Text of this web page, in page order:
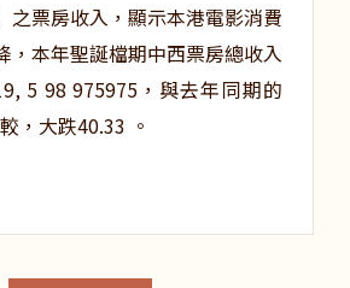
之票房收入，顯示本港電影消費
，本年聖誕檔期中西票房總收入
5 98 975975，與去年同期的
，大跌40.33 。